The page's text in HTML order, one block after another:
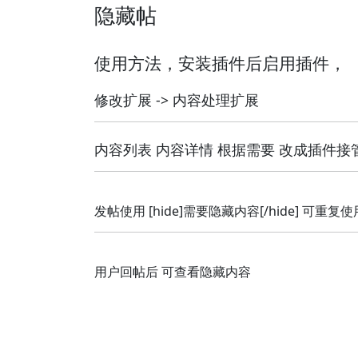
隐藏帖
使用方法，安装插件后启用插件，
修改扩展 -> 内容处理扩展
内容列表 内容详情 根据需要 改成插件接
发帖使用 [hide]需要隐藏内容[/hide] 可重复使
用户回帖后 可查看隐藏内容